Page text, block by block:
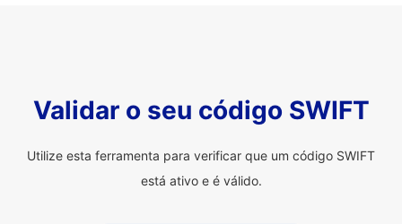
Validar o seu código SWIFT
Utilize esta ferramenta para verificar que um código SWIFT
está ativo e é válido.